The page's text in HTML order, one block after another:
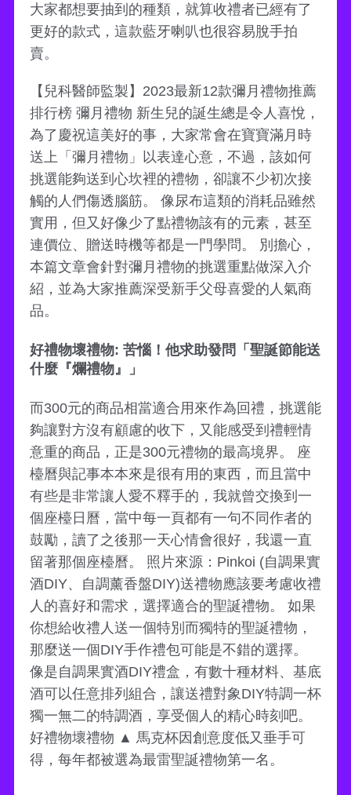
大家都想要抽到的種類，就算收禮者已經有了
更好的款式，這款藍牙喇叭也很容易脫手拍
賣。
【兒科醫師監製】2023最新12款彌月禮物推薦
排行榜 彌月禮物 新生兒的誕生總是令人喜悅，
為了慶祝這美好的事，大家常會在寶寶滿月時
送上「彌月禮物」以表達心意，不過，該如何
挑選能夠送到心坎裡的禮物，卻讓不少初次接
觸的人們傷透腦筋。 像尿布這類的消耗品雖然
實用，但又好像少了點禮物該有的元素，甚至
連價位、贈送時機等都是一門學問。 別擔心，
本篇文章會針對彌月禮物的挑選重點做深入介
紹，並為大家推薦深受新手父母喜愛的人氣商
品。
好禮物壞禮物: 苦惱！他求助發問「聖誕節能送
什麼『爛禮物』」
而300元的商品相當適合用來作為回禮，挑選能
夠讓對方沒有顧慮的收下，又能感受到禮輕情
意重的商品，正是300元禮物的最高境界。 座
檯曆與記事本本來是很有用的東西，而且當中
有些是非常讓人愛不釋手的，我就曾交換到一
個座檯日曆，當中每一頁都有一句不同作者的
鼓勵，讀了之後那一天心情會很好，我還一直
留著那個座檯曆。 照片來源：Pinkoi (自調果實
酒DIY、自調薰香盤DIY)送禮物應該要考慮收禮
人的喜好和需求，選擇適合的聖誕禮物。 如果
你想給收禮人送一個特別而獨特的聖誕禮物，
那麼送一個DIY手作禮包可能是不錯的選擇。
像是自調果實酒DIY禮盒，有數十種材料、基底
酒可以任意排列組合，讓送禮對象DIY特調一杯
獨一無二的特調酒，享受個人的精心時刻吧。
好禮物壞禮物 ▲ 馬克杯因創意度低又垂手可
得，每年都被選為最雷聖誕禮物第一名。